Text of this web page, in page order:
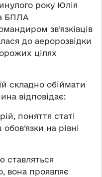
року Юлія
БПЛА
зв’язківців
до аеророзвідки
цілях
складно обіймати
відповідає:
поняття статі
на рівні
ставляться
вона проявляє